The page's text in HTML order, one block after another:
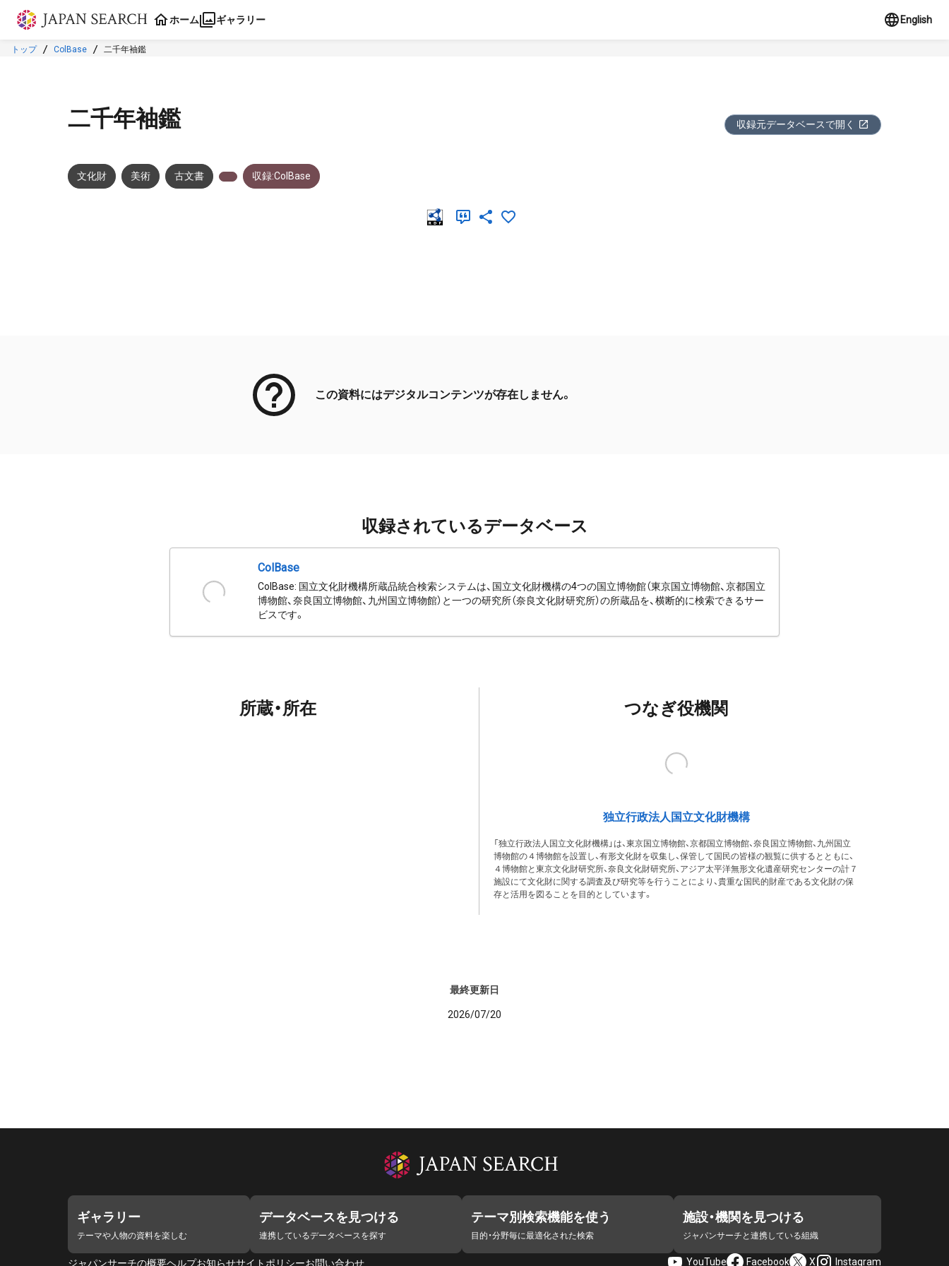
本文に飛ぶ
ホーム ギャラリー English
トップ ColBase 二千年袖鑑
二千年袖鑑 収録元データベースで開く
文化財 美術 古文書 収録:ColBase
この資料にはデジタルコンテンツが存在しません。
収録されているデータベース
ColBase
ColBase: 国立文化財機構所蔵品統合検索システムは、国立文化財機構の4つの国立博物館（東京国立博物館、京都国立
博物館、奈良国立博物館、九州国立博物館）と一つの研究所（奈良文化財研究所）の所蔵品を、横断的に検索できるサー
ビスです。
所蔵・所在 つなぎ役機関
独立行政法人国立文化財機構
「独立行政法人国立文化財機構」は、東京国立博物館、京都国立博物館、奈良国立博物館、九州国立
博物館の４博物館を設置し、有形文化財を収集し、保管して国民の皆様の観覧に供するとともに、
４博物館と東京文化財研究所、奈良文化財研究所、アジア太平洋無形文化遺産研究センターの計７
施設にて文化財に関する調査及び研究等を行うことにより、貴重な国民的財産である文化財の保
存と活用を図ることを目的としています。
最終更新日
2026/07/20
ギャラリー
テーマや人物の資料を楽しむ
データベースを見つける
連携しているデータベースを探す
テーマ別検索機能を使う
目的・分野毎に最適化された検索
施設・機関を見つける
ジャパンサーチと連携している組織
ジャパンサーチの概要ヘルプお知らせサイトポリシーお問い合わせ YouTube Facebook X Instagram